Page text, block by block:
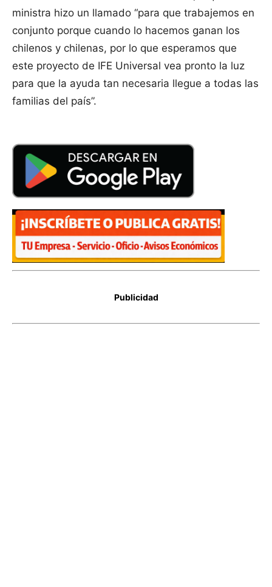
ministra hizo un llamado “para que trabajemos en
conjunto porque cuando lo hacemos ganan los
chilenos y chilenas, por lo que esperamos que
este proyecto de IFE Universal vea pronto la luz
para que la ayuda tan necesaria llegue a todas las
familias del país”.
Publicidad